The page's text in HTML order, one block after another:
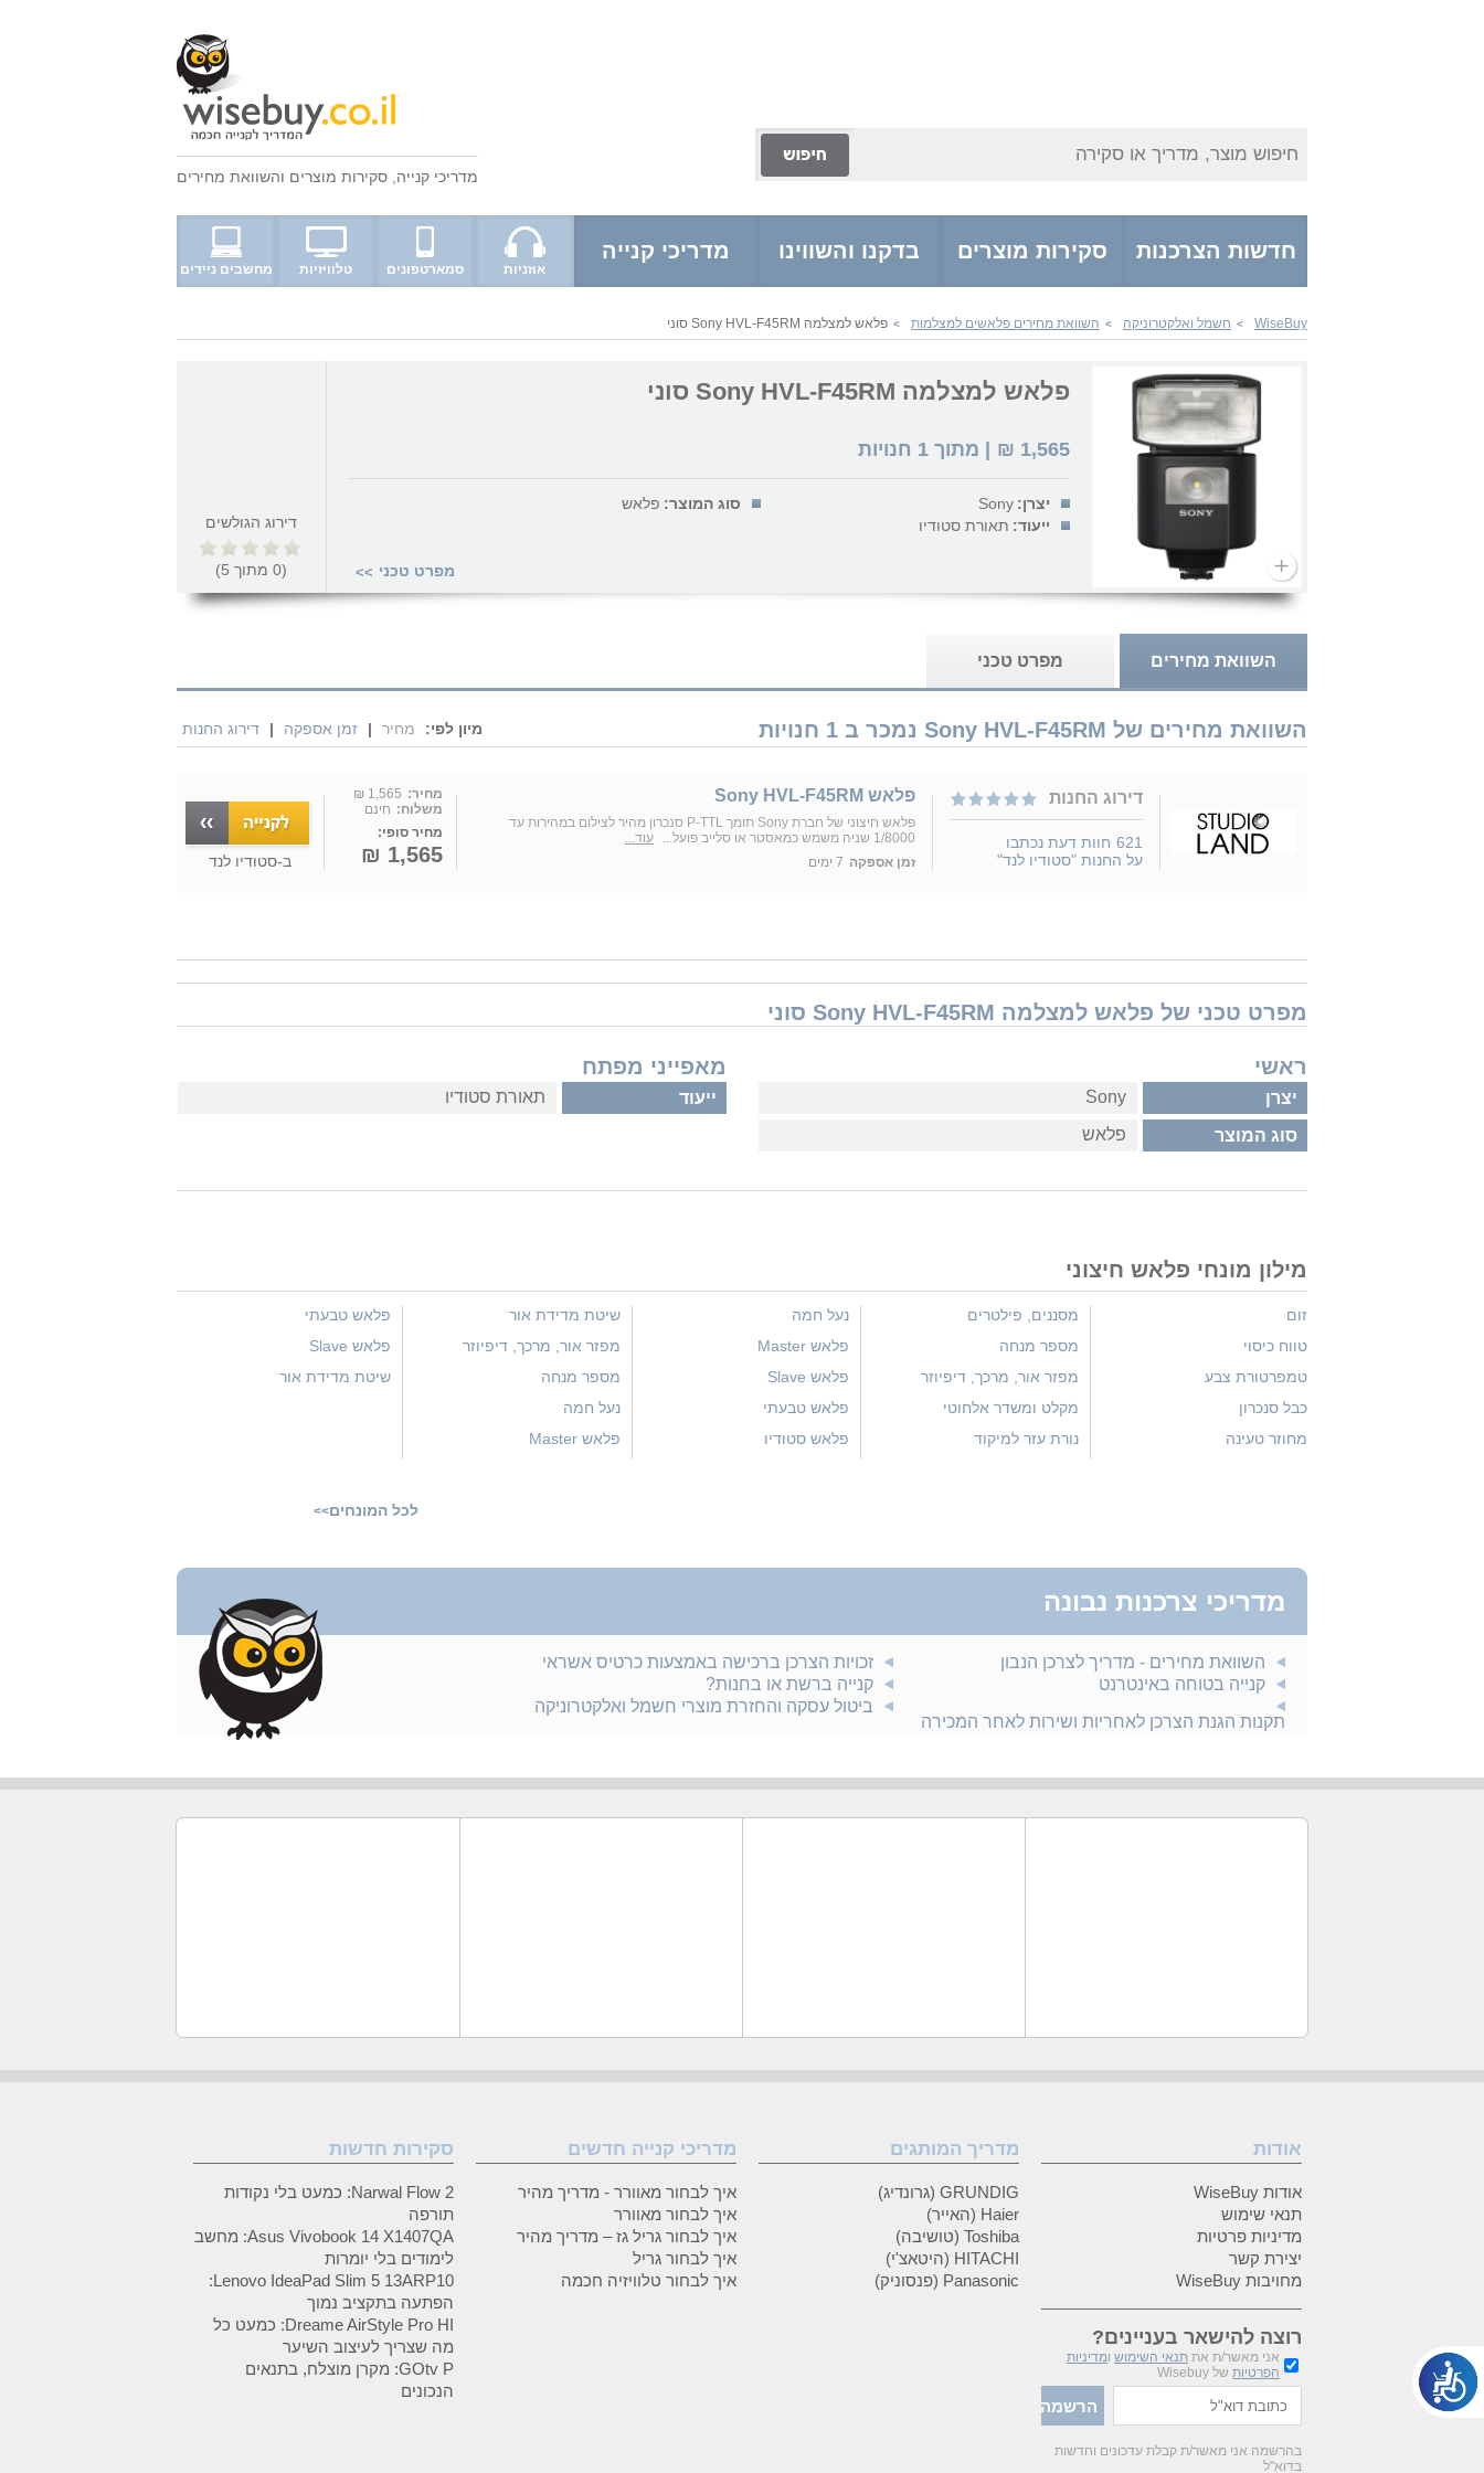
חיפוש מוצר, מדריך או סקירה
מדריכי קנייה סקירות מוצרים והשוואת מחירים
חדשות הצרכנות סקירות מוצרים בדקנו והשווינו מדריכי קנייה
אוזניות סמארטפונים טלוויזיות מחשבים ניידים
WiseBuy
> חשמל ואלקטרוניקה > השוואת מחירים פלאשים למצלמות > פלאש למצלמה Sony HVL-F45RM סוני
פלאש למצלמה Sony HVL-F45RM סוני
1,565
₪ | מתוך 1 חנויות
יצרן: Sony סוג המוצר: פלאש
ייעוד: תאורת סטודיו
מפרט טכני >>
דירוג הגולשים
(
0 מתוך 5
)
השוואת מחירים מפרט טכני
השוואת מחירים של Sony HVL-F45RM נמכר ב 1 חנויות מיון לפי: מחיר | זמן אספקה | דירוג החנות
דירוג החנות
621 חוות דעת נכתבו
על החנות "סטודיו לנד"
פלאש Sony HVL-F45RM
פלאש חיצוני של חברת Sony תומך P-TTL סנכרון מהיר לצילום במהירות עד
1/8000 שניה משמש כמאסטר או סלייב פועל...
עוד...
זמן אספקה 7 ימים
מחיר: 1,565 ₪
משלוח: חינם
מחיר סופי:
1,565 ₪ ב-סטודיו לנד
מפרט טכני של פלאש למצלמה Sony HVL-F45RM סוני
ראשי
יצרן Sony
סוג המוצר פלאש
מאפייני מפתח
ייעוד תאורת סטודיו
מילון מונחי פלאש חיצוני
זום
טווח כיסוי
טמפרטורת צבע
כבל סנכרון
מחוזר טעינה
מסננים, פילטרים
מספר מנחה
מפזר אור, מרכך, דיפיוזר
מקלט ומשדר אלחוטי
נורת עזר למיקוד
נעל חמה
פלאש Master
פלאש Slave
פלאש טבעתי
פלאש סטודיו
שיטת מדידת אור
מפזר אור, מרכך, דיפיוזר
מספר מנחה
נעל חמה
פלאש Master
פלאש טבעתי
פלאש Slave
שיטת מדידת אור
לכל המונחים>>
מדריכי צרכנות נבונה
השוואת מחירים - מדריך לצרכן הנבון
קנייה בטוחה באינטרנט
תקנות הגנת הצרכן לאחריות ושירות לאחר המכירה
זכויות הצרכן ברכישה באמצעות כרטיס אשראי
קנייה ברשת או בחנות?
ביטול עסקה והחזרת מוצרי חשמל ואלקטרוניקה
אודות
אודות WiseBuy
תנאי שימוש
מדיניות פרטיות
יצירת קשר
מחויבות WiseBuy
רוצה להישאר בעניינים?
אני מאשר/ת את תנאי השימוש ומדיניות
הפרטיות של Wisebuy
בהרשמה אני מאשר/ת קבלת עדכונים וחדשות
בדוא"ל
מדריך המותגים
GRUNDIG (גרונדיג)
Haier (האייר)
Toshiba (טושיבה)
HITACHI (היטאצ'י)
Panasonic (פנסוניק)
מדריכי קנייה חדשים
איך לבחור מאוורר - מדריך מהיר
איך לבחור מאוורר
איך לבחור גריל גז – מדריך מהיר
איך לבחור גריל
איך לבחור טלוויזיה חכמה
סקירות חדשות
Narwal Flow 2: כמעט בלי נקודות
תורפה
Asus Vivobook 14 X1407QA: מחשב
לימודים בלי יומרות
Lenovo IdeaPad Slim 5 13ARP10:
הפתעה בתקציב נמוך
Dreame AirStyle Pro HI: כמעט כל
מה שצריך לעיצוב השיער
GOtv P: מקרן מוצלח, בתנאים
הנכונים